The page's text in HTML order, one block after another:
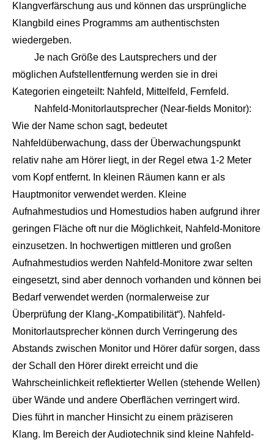
Klangverfärschung aus und können das ursprüngliche
Klangbild eines Programms am authentischsten
wiedergeben.
Je nach Größe des Lautsprechers und der
möglichen Aufstellentfernung werden sie in drei
Kategorien eingeteilt: Nahfeld, Mittelfeld, Fernfeld.
Nahfeld-Monitorlautsprecher (Near-fields Monitor):
Wie der Name schon sagt, bedeutet
Nahfeldüberwachung, dass der Überwachungspunkt
relativ nahe am Hörer liegt, in der Regel etwa 1-2 Meter
vom Kopf entfernt. In kleinen Räumen kann er als
Hauptmonitor verwendet werden. Kleine
Aufnahmestudios und Homestudios haben aufgrund ihrer
geringen Fläche oft nur die Möglichkeit, Nahfeld-Monitore
einzusetzen. In hochwertigen mittleren und großen
Aufnahmestudios werden Nahfeld-Monitore zwar selten
eingesetzt, sind aber dennoch vorhanden und können bei
Bedarf verwendet werden (normalerweise zur
Überprüfung der Klang-„Kompatibilität“). Nahfeld-
Monitorlautsprecher können durch Verringerung des
Abstands zwischen Monitor und Hörer dafür sorgen, dass
der Schall den Hörer direkt erreicht und die
Wahrscheinlichkeit reflektierter Wellen (stehende Wellen)
über Wände und andere Oberflächen verringert wird.
Dies führt in mancher Hinsicht zu einem präziseren
Klang. Im Bereich der Audiotechnik sind kleine Nahfeld-